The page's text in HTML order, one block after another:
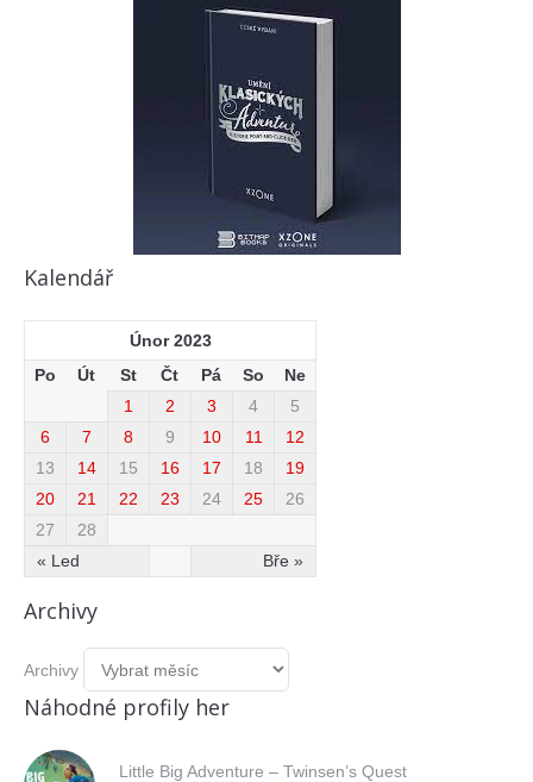
Kalendář
Únor 2023
Po
Út St Čt Pá So Ne
« Led Bře »
1 2 3 4
5
6
7 8 9 10 11
12
13
14 15 16 17 18
19
20
21 22 23 24 25
26
27
28
Archivy
Archivy
Náhodné profily her
Little Big Adventure – Twinsen’s Quest